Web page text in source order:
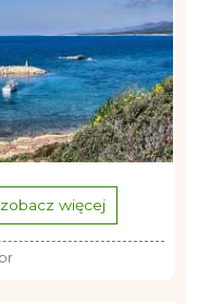
zobacz więcej